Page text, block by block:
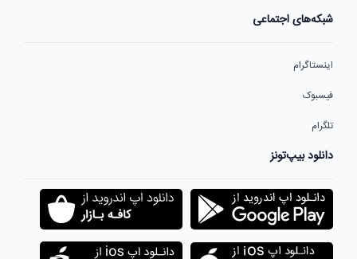
شبکه‌های اجتماعی
اینستاگرام
فیسبوک
تلگرام
دانلود بیپ‌تونز